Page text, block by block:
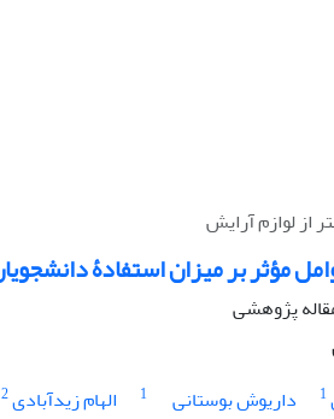
از لوازم آرایش
مؤثر بر میزان استفادۀ
پژوهشی
1 داریوش بوستانی 1 الهام زیدآبادی2